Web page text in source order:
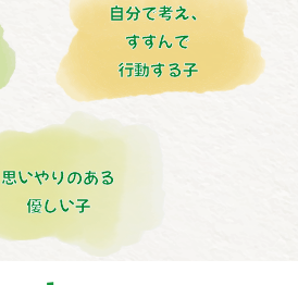
自分で考え、
すすんで
行動する子
思いやりのある
優しい子